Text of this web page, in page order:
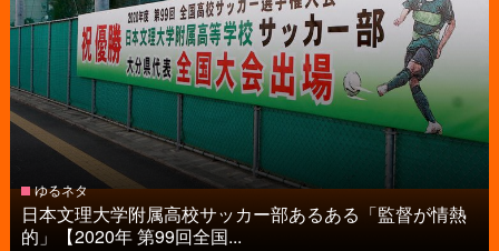
ゆるネタ
日本文理大学附属高校サッカー部あるある「監督が情熱
的」【2020年 第99回全国...